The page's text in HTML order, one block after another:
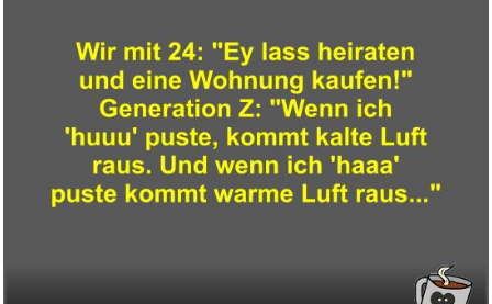
Solarfilter Bogen 100x100mm
f&...
Anzeige